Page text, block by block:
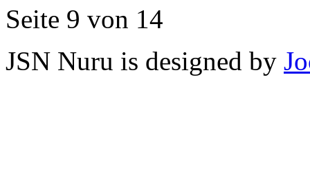
Seite 9 von 14
JSN Nuru is designed by